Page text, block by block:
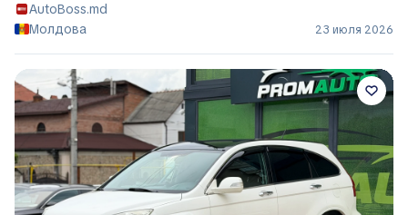
AutoBoss.md
Молдова
23 июля 2026